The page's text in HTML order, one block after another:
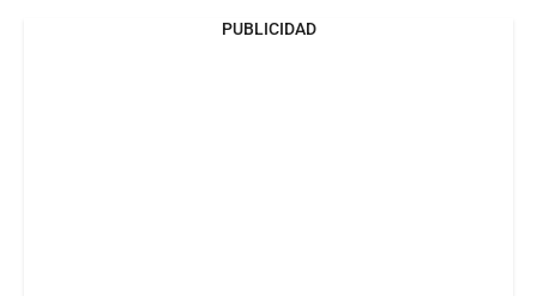
PUBLICIDAD